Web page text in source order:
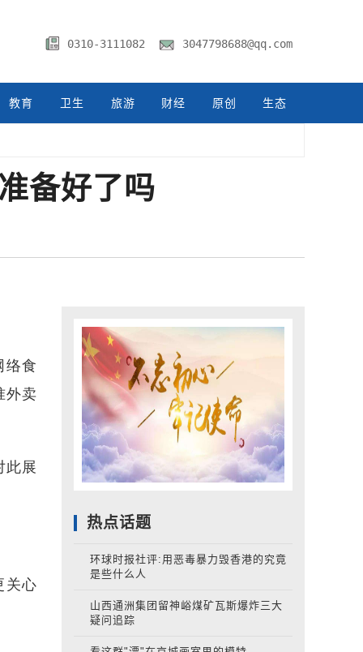
0310-3111082 3047798688@qq.com
教育 卫生 旅游 财经 原创 生态
备好了吗
食
外卖
此展
关心
热点话题
环球时报社评:用恶毒暴力毁香港的究竟
是些什么人
山西通洲集团留神峪煤矿瓦斯爆炸三大
疑问追踪